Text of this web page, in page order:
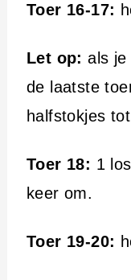
Toer 16-17:
Let op:als je
de laatste
halfstokjes
Toer 18: 1
keer om.
Toer 19-20: